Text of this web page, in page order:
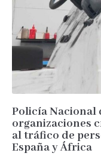
Policía Nacional
organizaciones
al tráfico de
España y África